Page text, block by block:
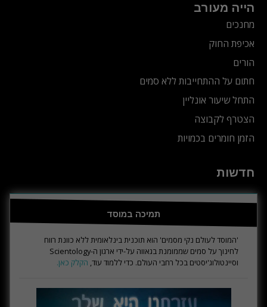
הייה מעורב
מחנכים
אכיפת החוק
הורים
חתום על ההתחייבות ללא סמים
התחל שיעור אונליין
הצטרף לקבוצה
הזמן חומרים בכמויות
חדשות
תמיכה במוסד
'המוסד לעולם נקי מסמים' הוא תוכנית בינלאומית ללא כוונת רווח
לחינוך על סמים שממומנת בגאווה על-ידי ארגון ה-Scientology
וסיינטולוג'יסטים בכל רחבי העולם. כדי ללמוד עוד, הקלק כאן.